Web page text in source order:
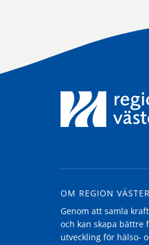
OM REGION
Genom att samla
och kan skapa
utveckling för hälso-